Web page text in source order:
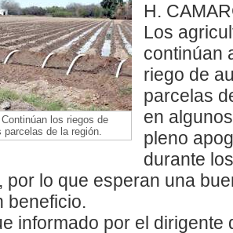
los riegos de
de la región.
H.
Los
continúan
riego de
parcelas
en
pleno
durante
por lo que esperan una
beneficio.
informado por el dirigente